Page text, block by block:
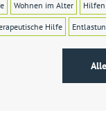
Wohnen im Alter
Hilfe